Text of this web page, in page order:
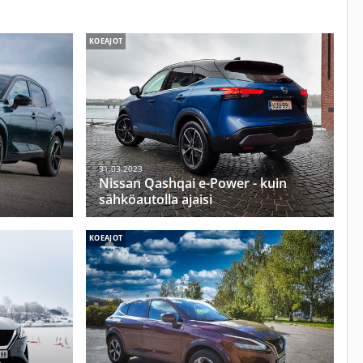
KOEAJOT
31.03.2023
Nissan Qashqai e-Power - kuin
sähköautolla ajaisi
KOEAJOT